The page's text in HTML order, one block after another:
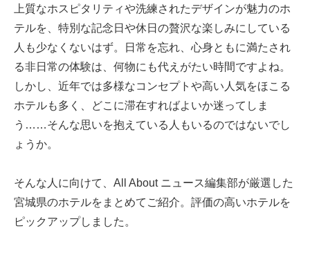
上質なホスピタリティや洗練されたデザインが魅力のホ
テルを、特別な記念日や休日の贅沢な楽しみにしている
人も少なくないはず。日常を忘れ、心身ともに満たされ
る非日常の体験は、何物にも代えがたい時間ですよね。
しかし、近年では多様なコンセプトや高い人気をほこる
ホテルも多く、どこに滞在すればよいか迷ってしま
う……そんな思いを抱えている人もいるのではないでし
ょうか。
そんな人に向けて、All About ニュース編集部が厳選した
宮城県のホテルをまとめてご紹介。評価の高いホテルを
ピックアップしました。